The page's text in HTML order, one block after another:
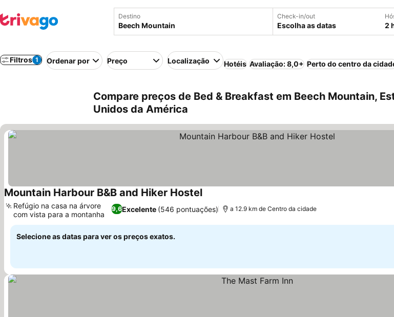
Destino Check-in/out
Escolha as datas 2
Filtros 1 Ordenar por Preço Localização Hotéis Avaliação: 8,0+ Perto do centro da
Compare preços de Bed & Breakfast em Beech Mountain,
Unidos da América
Mountain Harbour B&B and Hiker HostelVer preços
9,6Excelente (546 pontuações)
Refúgio na casa na árvore
com vista para a montanha
a 12.9 km de Centro da cidade
Selecione as datas para ver os preços exatos.